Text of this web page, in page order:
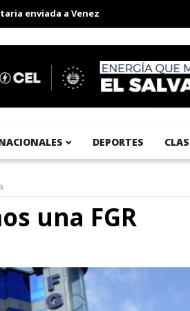
a Venezuela Aeropuerto
DEPORTES
una FGR